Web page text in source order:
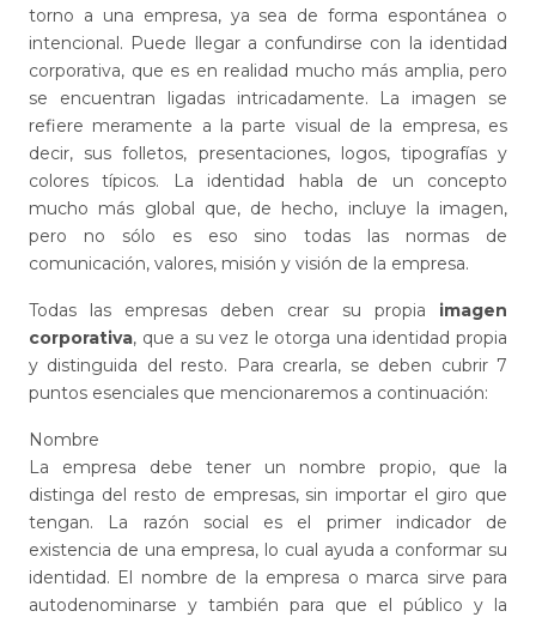
torno a una empresa, ya sea de forma espontánea o
intencional. Puede llegar a confundirse con la identidad
corporativa, que es en realidad mucho más amplia, pero
se encuentran ligadas intricadamente. La imagen se
refiere meramente a la parte visual de la empresa, es
decir, sus folletos, presentaciones, logos, tipografías y
colores típicos. La identidad habla de un concepto
mucho más global que, de hecho, incluye la imagen,
pero no sólo es eso sino todas las normas de
comunicación, valores, misión y visión de la empresa.
Todas las empresas deben crear su propia imagen
corporativa, que a su vez le otorga una identidad propia
y distinguida del resto. Para crearla, se deben cubrir 7
puntos esenciales que mencionaremos a continuación:
Nombre
La empresa debe tener un nombre propio, que la
distinga del resto de empresas, sin importar el giro que
tengan. La razón social es el primer indicador de
existencia de una empresa, lo cual ayuda a conformar su
identidad. El nombre de la empresa o marca sirve para
autodenominarse y también para que el público y la